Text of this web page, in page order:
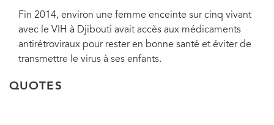
mère à l'enfant avaient eu des résultats clairement positifs et qu'ils seront
étendus afin de permettre à davantage de femmes enceintes et de jeunes
Fin 2014, environ une femme enceinte sur cinq vivant
avec le VIH à Djibouti avait accès aux médicaments
antirétroviraux pour rester en bonne santé et éviter de
transmettre le virus à ses enfants.
QUOTES